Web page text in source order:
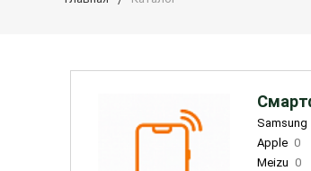
Samsung
Apple 0
Meizu 0